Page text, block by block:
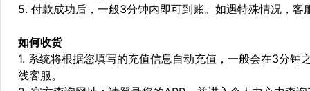
5. 付款成功后，一般3分钟内即可到账。如遇特殊情况，
如何收货
1. 系统将根据您填写的充值信息自动充值，一般会在3分
线客服。